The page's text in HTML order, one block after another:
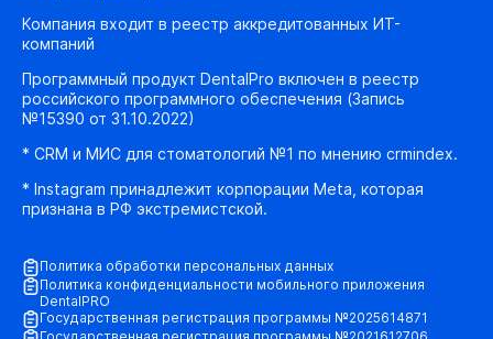
Компания входит в реестр аккредитованных ИТ-
компаний
Программный продукт DentalPro включен в реестр
российского программного обеспечения (Запись
№15390 от 31.10.2022)
* CRM и МИС для стоматологий №1 по мнению crmindex.
* Instagram принадлежит корпорации Meta, которая
признана в РФ экстремистской.
Политика обработки персональных данных
Политика конфиденциальности мобильного приложения
DentalPRO
Государственная регистрация программы №2025614871